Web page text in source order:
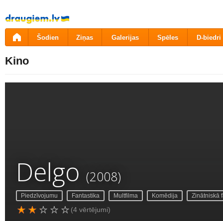
Pāriet
uz
saturu
Šodien Ziņas Galerijas Spēles D-biedri
Kino
Delgo (2008)
Piedzīvojumu Fantastika Multfilma Komēdija Zinātniskā
(4 vērtējumi)